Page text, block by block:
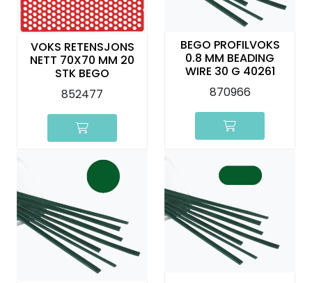
VOKS RETENSJONS
NETT 70X70 MM 20
STK BEGO
852477
BEGO PROFILVOKS
0.8 MM BEADING
WIRE 30 G 40261
870966